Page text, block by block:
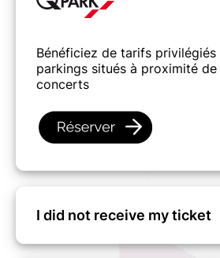
Bénéficiez de tarifs privilégiés
parkings situés à proximité
concerts
I did not receive my ticket